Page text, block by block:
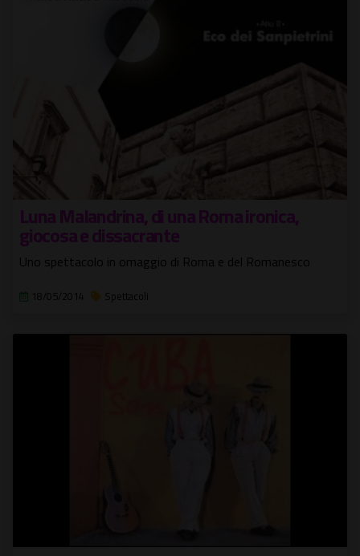
Luna Malandrina, di una Roma ironica,
giocosa e dissacrante
Uno spettacolo in omaggio di Roma e del Romanesco
18/05/2014 Spettacoli